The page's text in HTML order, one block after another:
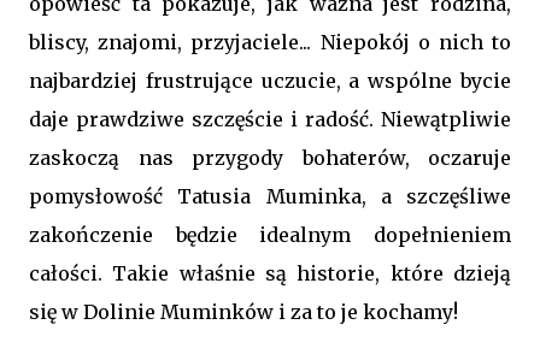
bliscy, znajomi, przyjaciele... Niepokój o nich to
najbardziej frustrujące uczucie, a wspólne bycie
daje prawdziwe szczęście i radość. Niewątpliwie
zaskoczą nas przygody bohaterów, oczaruje
pomysłowość Tatusia Muminka, a szczęśliwe
zakończenie będzie idealnym dopełnieniem
całości. Takie właśnie są historie, które dzieją
się w Dolinie Muminków i za to je kochamy!